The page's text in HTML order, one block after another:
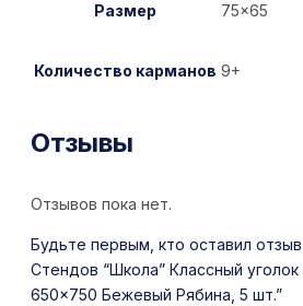
Размер 75×65
Количество карманов 9+
Отзывы
Отзывов пока нет.
Будьте первым, кто оставил
Стендов “Школа” Классный
650×750 Бежевый Рябина, 5 шт.”